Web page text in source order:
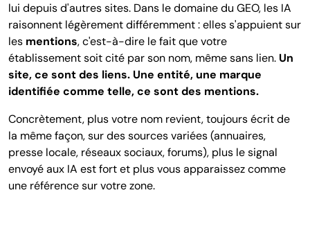
lui depuis d'autres sites. Dans le domaine du GEO, les IA
raisonnent légèrement différemment : elles s'appuient sur
les mentions, c'est-à-dire le fait que votre
établissement soit cité par son nom, même sans lien. Un
site, ce sont des liens. Une entité, une marque
identifiée comme telle, ce sont des mentions.
Concrètement, plus votre nom revient, toujours écrit de
la même façon, sur des sources variées (annuaires,
presse locale, réseaux sociaux, forums), plus le signal
envoyé aux IA est fort et plus vous apparaissez comme
une référence sur votre zone.